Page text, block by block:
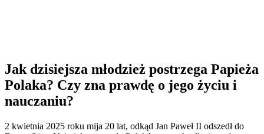
Jak dzisiejsza młodzież postrzega Papieża
Polaka? Czy zna prawdę o jego życiu i
nauczaniu?
2 kwietnia 2025 roku mija 20 lat, odkąd Jan Paweł II odszedł do